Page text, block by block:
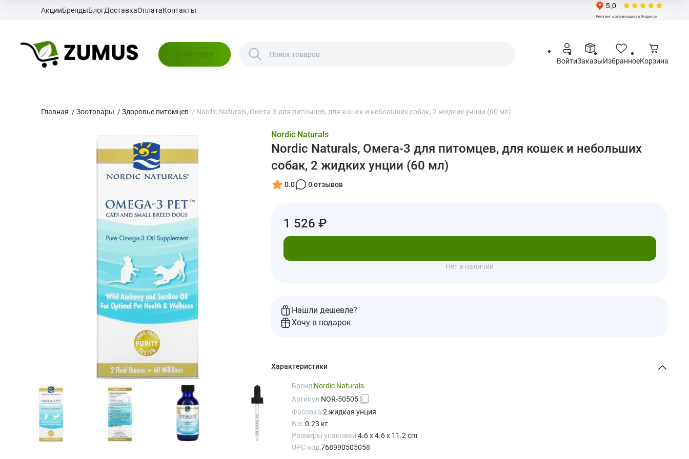
АкцииБрендыБлогДоставкаОплатаКонтакты
Каталог
ВойтиЗаказыИзбранноеКорзина
Главная /Зоотовары /Здоровье питомцев / Nordic Naturals, Омега-3 для питомцев, для кошек и небольших собак, 2 жидких унции (60 мл)
Nordic Naturals
Nordic Naturals, Омега-3 для питомцев, для кошек и небольших
собак, 2 жидких унции (60 мл)
0.0 0 отзывов
1 526 ₽
Нет в наличии
Нашли дешевле?
Хочу в подарок
Характеристики
Бренд:Nordic Naturals
Артикул:NOR-50505
Фасовка:2 жидкая унция
Вес:0.23 кг
Размеры упаковки:4.6 x 4.6 x 11.2 cm
UPC код:768990505058